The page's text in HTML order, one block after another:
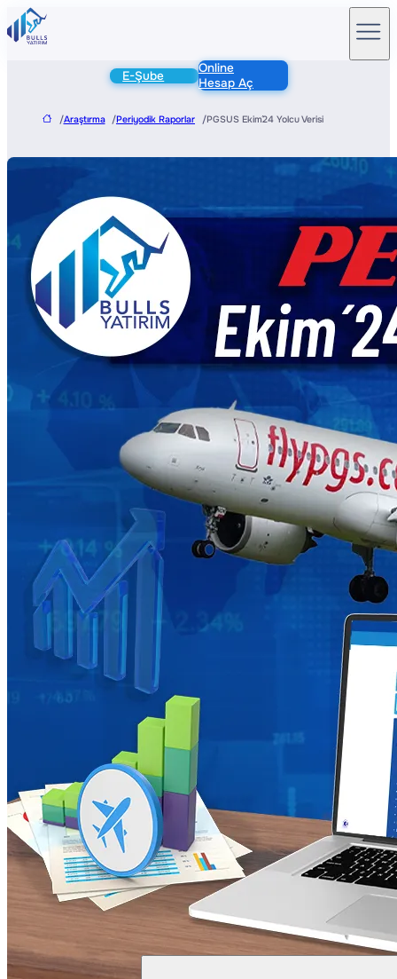
E-Şube
Online
Hesap Aç
/Araştırma /Periyodik Raporlar /PGSUS Ekim´24 Yolcu Verisi